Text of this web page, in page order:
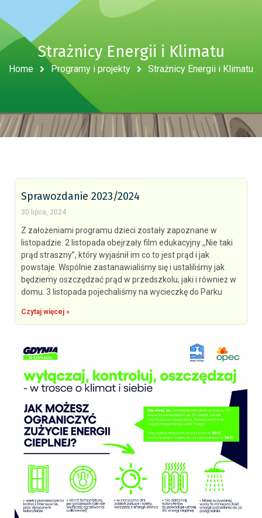
Strażnicy Energii i Klimatu
Home Programy i projekty Strażnicy Energii i Klimatu
Sprawozdanie 2023/2024
30 lipca, 2024
Z założeniami programu dzieci zostały zapoznane w
listopadzie. 2 listopada obejrzały film edukacyjny ,,Nie taki
prąd straszny”, który wyjaśnił im co to jest prąd i jak
powstaje. Wspólnie zastanawialiśmy się i ustaliliśmy jak
będziemy oszczędzać prąd w przedszkolu, jaki i również w
domu. 3 listopada pojechaliśmy na wycieczkę do Parku
Czytaj więcej »